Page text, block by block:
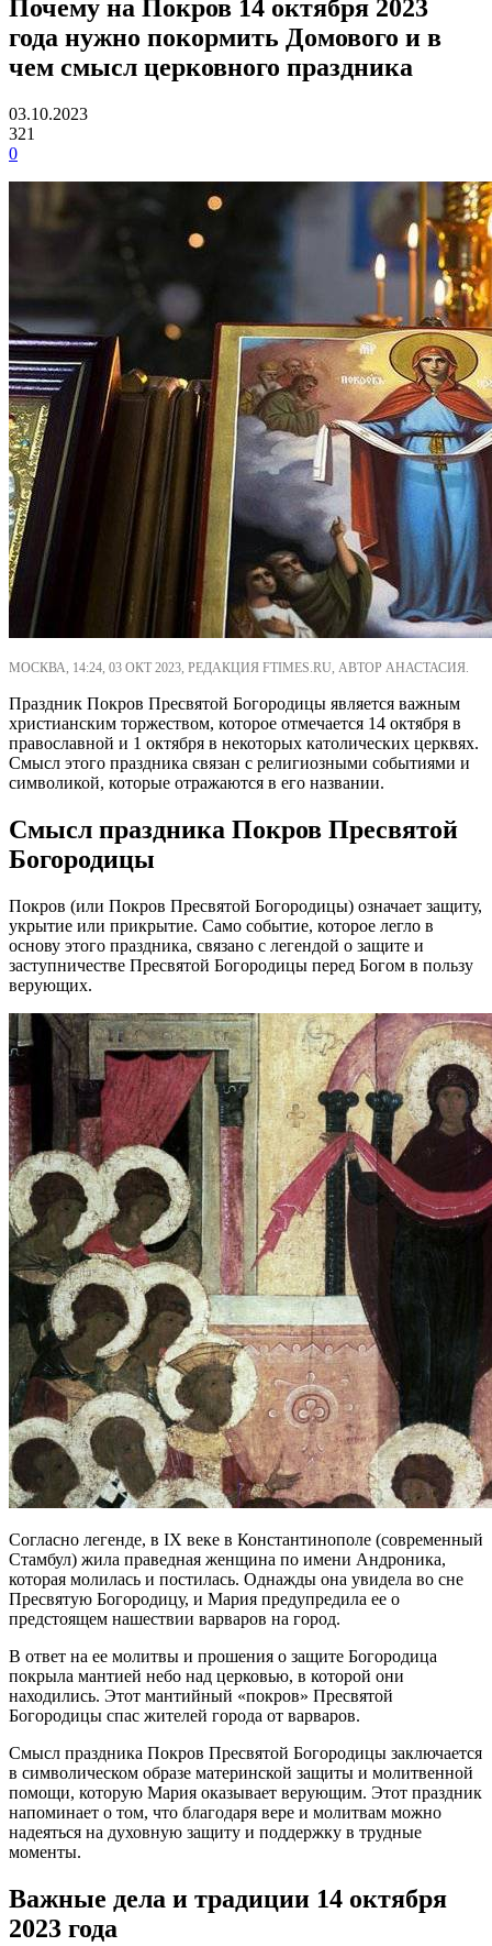
Почему на Покров 14 октября 2023
года нужно покормить Домового и в
чем смысл церковного праздника
03.10.2023
321
0
МОСКВА, 14:24, 03 ОКТ 2023, РЕДАКЦИЯ FTIMES.RU, АВТОР АНАСТАСИЯ.
Праздник Покров Пресвятой Богородицы является важным
христианским торжеством, которое отмечается 14 октября в
православной и 1 октября в некоторых католических церквях.
Смысл этого праздника связан с религиозными событиями и
символикой, которые отражаются в его названии.
Смысл праздника Покров Пресвятой
Богородицы
Покров (или Покров Пресвятой Богородицы) означает защиту,
укрытие или прикрытие. Само событие, которое легло в
основу этого праздника, связано с легендой о защите и
заступничестве Пресвятой Богородицы перед Богом в пользу
верующих.
Согласно легенде, в IX веке в Константинополе (современный
Стамбул) жила праведная женщина по имени Андроника,
которая молилась и постилась. Однажды она увидела во сне
Пресвятую Богородицу, и Мария предупредила ее о
предстоящем нашествии варваров на город.
В ответ на ее молитвы и прошения о защите Богородица
покрыла мантией небо над церковью, в которой они
находились. Этот мантийный «покров» Пресвятой
Богородицы спас жителей города от варваров.
Смысл праздника Покров Пресвятой Богородицы заключается
в символическом образе материнской защиты и молитвенной
помощи, которую Мария оказывает верующим. Этот праздник
напоминает о том, что благодаря вере и молитвам можно
надеяться на духовную защиту и поддержку в трудные
моменты.
Важные дела и традиции 14 октября
2023 года